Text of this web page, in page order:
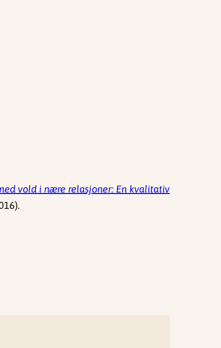
vold i nære relasjoner: En kvalitativ